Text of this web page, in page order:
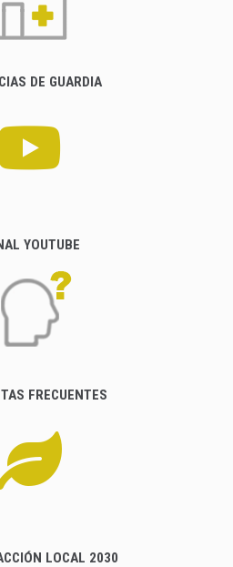
DE GUARDIA
YOUTUBE
FRECUENTES
LOCAL 2030